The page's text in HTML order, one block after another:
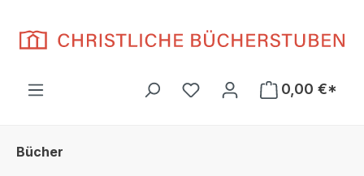
Du hast 0 Produkte auf
0,00 €*
Bücher